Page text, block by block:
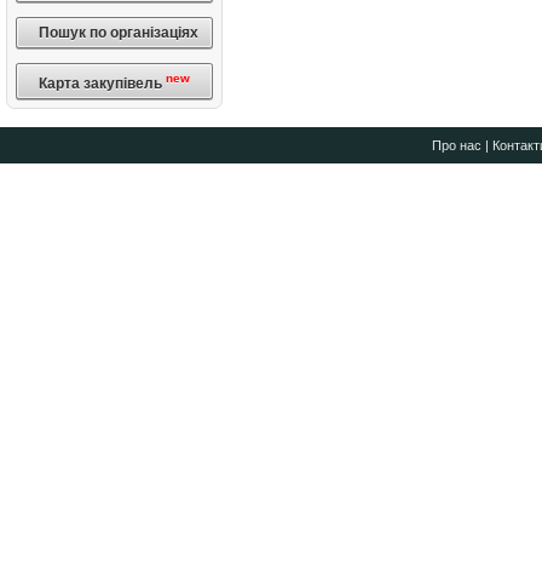
Пошук по організаціях
Карта закупівель new
Про нас |